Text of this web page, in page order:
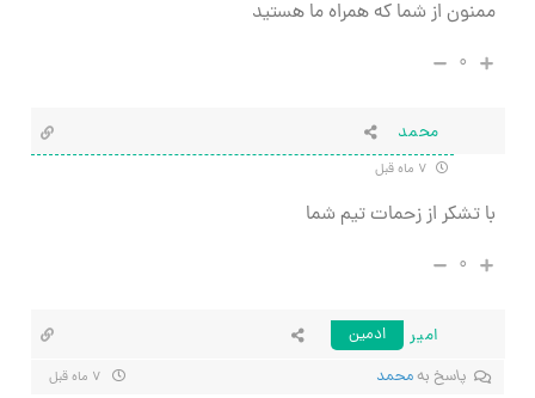
ممنون از شما که همراه ما هستید
۰
محمد
با تشکر از زحمات تیم شما
۰
امیر
ادمین
پاسخ بهمحمد